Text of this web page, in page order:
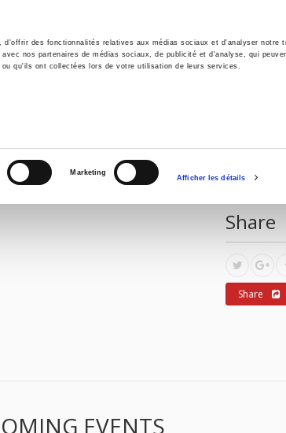
des fonctionnalités relatives aux médias sociaux et d'analyser notre
nos partenaires de médias sociaux, de publicité et d'analyse, qui
qu'ils ont collectées lors de votre utilisation de leurs services.
Marketing
Afficher les détails
History International Politics
Share
Share
EVENTS